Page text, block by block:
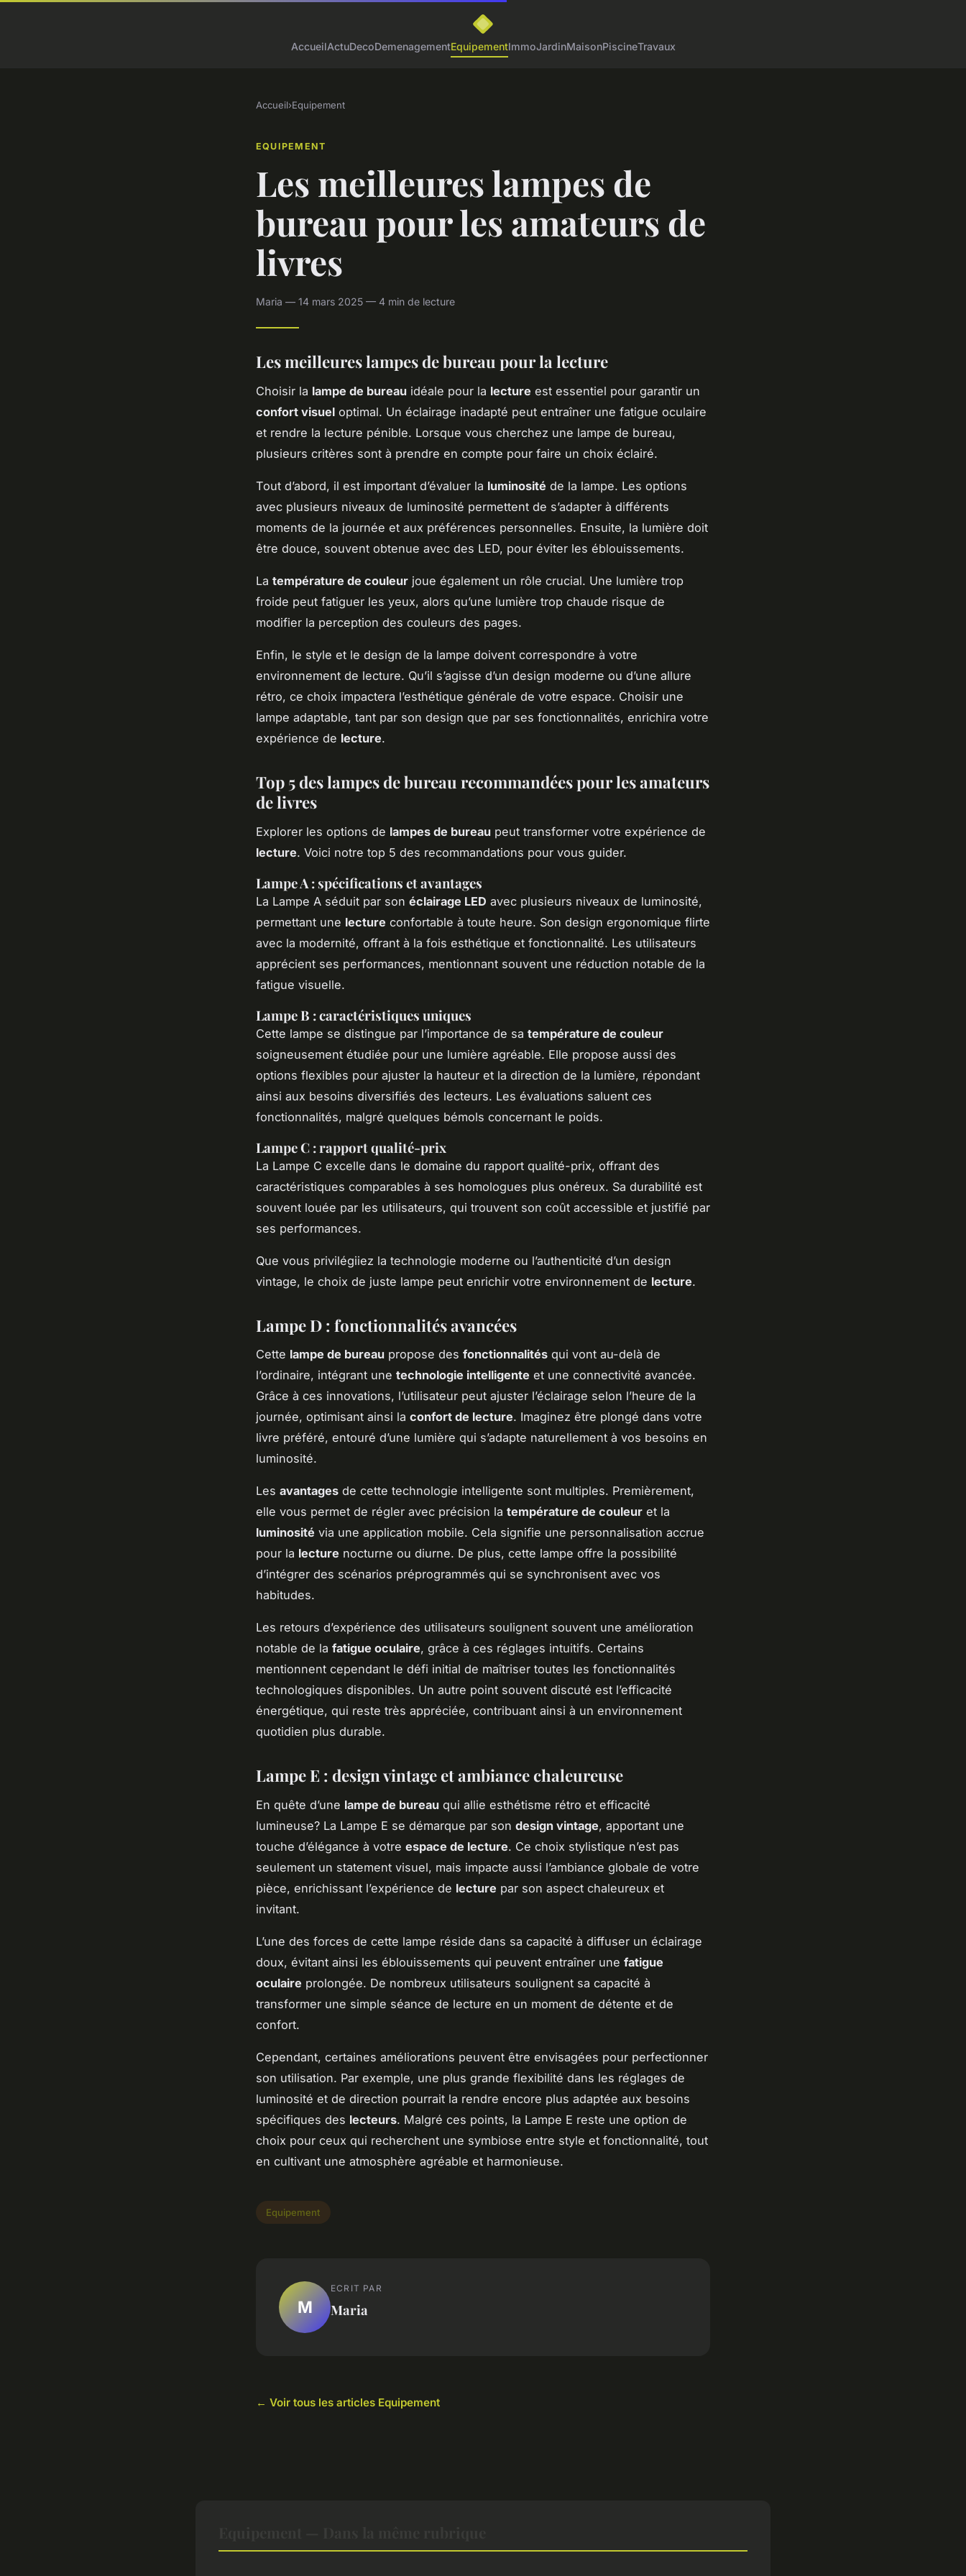
AccueilActuDecoDemenagementEquipementImmoJardinMaisonPiscineTravaux
Accueil›Equipement
EQUIPEMENT
Les meilleures lampes de
bureau pour les amateurs de
livres
Maria — 14 mars 2025 — 4 min de lecture
Les meilleures lampes de bureau pour la lecture
Choisir la lampe de bureau idéale pour la lecture est essentiel pour garantir un
confort visuel optimal. Un éclairage inadapté peut entraîner une fatigue oculaire
et rendre la lecture pénible. Lorsque vous cherchez une lampe de bureau,
plusieurs critères sont à prendre en compte pour faire un choix éclairé.
Tout d’abord, il est important d’évaluer la luminosité de la lampe. Les options
avec plusieurs niveaux de luminosité permettent de s’adapter à différents
moments de la journée et aux préférences personnelles. Ensuite, la lumière doit
être douce, souvent obtenue avec des LED, pour éviter les éblouissements.
La température de couleur joue également un rôle crucial. Une lumière trop
froide peut fatiguer les yeux, alors qu’une lumière trop chaude risque de
modifier la perception des couleurs des pages.
Enfin, le style et le design de la lampe doivent correspondre à votre
environnement de lecture. Qu’il s’agisse d’un design moderne ou d’une allure
rétro, ce choix impactera l’esthétique générale de votre espace. Choisir une
lampe adaptable, tant par son design que par ses fonctionnalités, enrichira votre
expérience de lecture.
Top 5 des lampes de bureau recommandées pour les amateurs
de livres
Explorer les options de lampes de bureau peut transformer votre expérience de
lecture. Voici notre top 5 des recommandations pour vous guider.
Lampe A : spécifications et avantages
La Lampe A séduit par son éclairage LED avec plusieurs niveaux de luminosité,
permettant une lecture confortable à toute heure. Son design ergonomique flirte
avec la modernité, offrant à la fois esthétique et fonctionnalité. Les utilisateurs
apprécient ses performances, mentionnant souvent une réduction notable de la
fatigue visuelle.
Lampe B : caractéristiques uniques
Cette lampe se distingue par l’importance de sa température de couleur
soigneusement étudiée pour une lumière agréable. Elle propose aussi des
options flexibles pour ajuster la hauteur et la direction de la lumière, répondant
ainsi aux besoins diversifiés des lecteurs. Les évaluations saluent ces
fonctionnalités, malgré quelques bémols concernant le poids.
Lampe C : rapport qualité-prix
La Lampe C excelle dans le domaine du rapport qualité-prix, offrant des
caractéristiques comparables à ses homologues plus onéreux. Sa durabilité est
souvent louée par les utilisateurs, qui trouvent son coût accessible et justifié par
ses performances.
Que vous privilégiiez la technologie moderne ou l’authenticité d’un design
vintage, le choix de juste lampe peut enrichir votre environnement de lecture.
Lampe D : fonctionnalités avancées
Cette lampe de bureau propose des fonctionnalités qui vont au-delà de
l’ordinaire, intégrant une technologie intelligente et une connectivité avancée.
Grâce à ces innovations, l’utilisateur peut ajuster l’éclairage selon l’heure de la
journée, optimisant ainsi la confort de lecture. Imaginez être plongé dans votre
livre préféré, entouré d’une lumière qui s’adapte naturellement à vos besoins en
luminosité.
Les avantages de cette technologie intelligente sont multiples. Premièrement,
elle vous permet de régler avec précision la température de couleur et la
luminosité via une application mobile. Cela signifie une personnalisation accrue
pour la lecture nocturne ou diurne. De plus, cette lampe offre la possibilité
d’intégrer des scénarios préprogrammés qui se synchronisent avec vos
habitudes.
Les retours d’expérience des utilisateurs soulignent souvent une amélioration
notable de la fatigue oculaire, grâce à ces réglages intuitifs. Certains
mentionnent cependant le défi initial de maîtriser toutes les fonctionnalités
technologiques disponibles. Un autre point souvent discuté est l’efficacité
énergétique, qui reste très appréciée, contribuant ainsi à un environnement
quotidien plus durable.
Lampe E : design vintage et ambiance chaleureuse
En quête d’une lampe de bureau qui allie esthétisme rétro et efficacité
lumineuse? La Lampe E se démarque par son design vintage, apportant une
touche d’élégance à votre espace de lecture. Ce choix stylistique n’est pas
seulement un statement visuel, mais impacte aussi l’ambiance globale de votre
pièce, enrichissant l’expérience de lecture par son aspect chaleureux et
invitant.
L’une des forces de cette lampe réside dans sa capacité à diffuser un éclairage
doux, évitant ainsi les éblouissements qui peuvent entraîner une fatigue
oculaire prolongée. De nombreux utilisateurs soulignent sa capacité à
transformer une simple séance de lecture en un moment de détente et de
confort.
Cependant, certaines améliorations peuvent être envisagées pour perfectionner
son utilisation. Par exemple, une plus grande flexibilité dans les réglages de
luminosité et de direction pourrait la rendre encore plus adaptée aux besoins
spécifiques des lecteurs. Malgré ces points, la Lampe E reste une option de
choix pour ceux qui recherchent une symbiose entre style et fonctionnalité, tout
en cultivant une atmosphère agréable et harmonieuse.
Equipement
M
ECRIT PAR
Maria
← Voir tous les articles Equipement